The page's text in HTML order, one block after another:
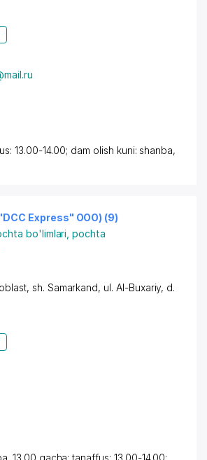
13.00-14.00; dam olish kuni: shanba,
Express" OOO) (9)
bo'limlari, pochta
, sh. Samarkand, ul. Al-Buxariy, d.
13.00 gacha; tanaffus: 13.00-14.00;